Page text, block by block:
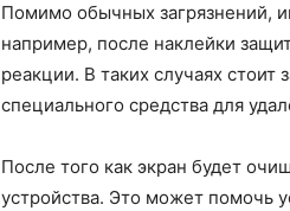
Помимо обычных загрязнений,
например, после наклейки
реакции. В таких случаях
специального средства для
После того как экран будет
устройства. Это может помочь